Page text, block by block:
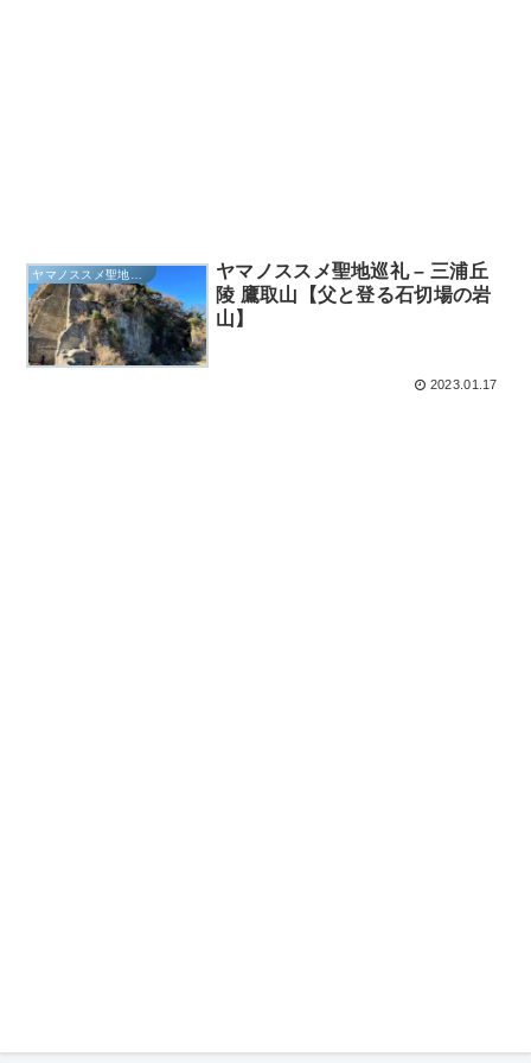
ヤマノススメ聖地巡礼
ヤマノススメ聖地巡礼 – 三浦丘
陵 鷹取山【父と登る石切場の岩
山】
2023.01.17